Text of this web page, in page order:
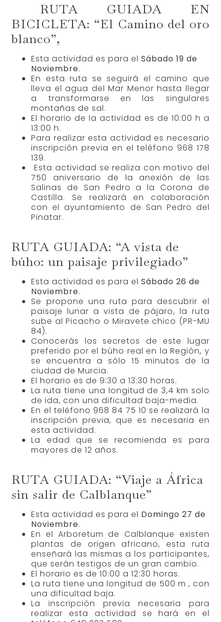
RUTA GUIADA EN
BICICLETA: “El Camino del oro
blanco”,
Esta actividad es para elSábado 19 de
Noviembre.
En esta ruta se seguirá el camino que
lleva el agua del Mar Menor hasta llegar
a transformarse en las singulares
montañas de sal.
El horario de la actividad es de 10:00 h a
13:00 h.
Para realizar esta actividad es necesario
inscripción previa en el teléfono 968 178
139.
Esta actividad se realiza con motivo del
750 aniversario de la anexión de las
Salinas de San Pedro a la Corona de
Castilla. Se realizará en colaboración
con el ayuntamiento de San Pedro del
Pinatar.
RUTA GUIADA: “A vista de
búho: un paisaje privilegiado”
Esta actividad es para elSábado 26 de
Noviembre.
Se propone una ruta para descubrir el
paisaje lunar a vista de pájaro, la ruta
sube al Picacho o Miravete chico (PR-MU
84).
Conocerás los secretos de este lugar
preferido por el búho real en la Región, y
se encuentra a sólo 15 minutos de la
ciudad de Murcia.
El horario es de 9:30 a 13:30 horas.
La ruta tiene una longitud de 3,4 km solo
de ida, con una dificultad baja-media.
En el teléfono 968 84 75 10 se realizará la
inscripción previa, que es necesaria en
esta actividad.
La edad que se recomienda es para
mayores de 12 años.
RUTA GUIADA: “Viaje a África
sin salir de Calblanque”
Esta actividad es para el Domingo 27 de
Noviembre.
En el Arboretum de Calblanque existen
plantas de origen africano, esta ruta
enseñará las mismas a los participantes,
que serán testigos de un gran cambio.
El horario es de 10:00 a 12:30 horas.
La ruta tiene una longitud de 500 m , con
una dificultad baja.
La inscripción previa necesaria para
realizar esta actividad se hará en el